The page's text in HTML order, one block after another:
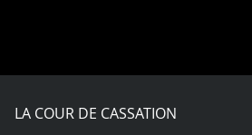
LA COUR DE CASSATION